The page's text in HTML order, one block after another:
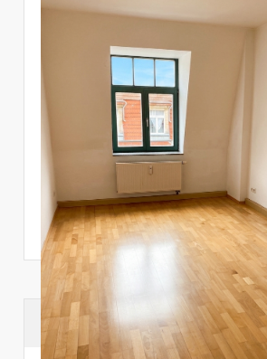
Suchhistorie